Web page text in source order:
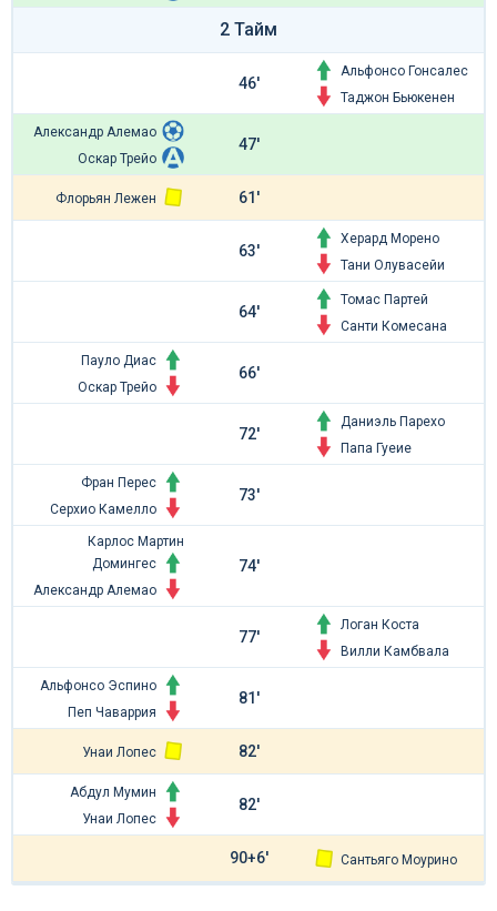
2 Тайм
46'
Альфонсо Гонсалес
Таджон Бьюкенен
Александр Алемао
Оскар Трейо
47'
Флорьян Лежен 61'
63'
Херард Морено
Тани Олувасейи
64'
Томас Партей
Санти Комесана
Пауло Диас
Оскар Трейо
66'
72'
Даниэль Парехо
Папа Гуеие
Фран Перес
Серхио Камелло
73'
Карлос Мартин
Домингес
Александр Алемао
74'
77'
Логан Коста
Вилли Камбвала
Альфонсо Эспино
Пеп Чаваррия
81'
Унаи Лопес 82'
Абдул Мумин
Унаи Лопес
82'
90+6' Сантьяго Моурино